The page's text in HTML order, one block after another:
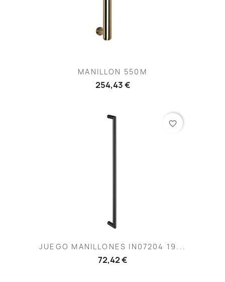
MANILLON 550M
254,43 €
JUEGO MANILLONES IN07204 19...
72,42 €
favorite_border